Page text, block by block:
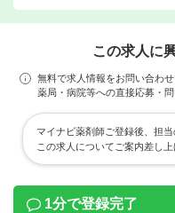
この求人に
無料で求人情報をお問い合わせ
薬局・病院等への直接応募・
マイナビ薬剤師ご登録後、担
この求人についてご案内差し上
1分で登録完了